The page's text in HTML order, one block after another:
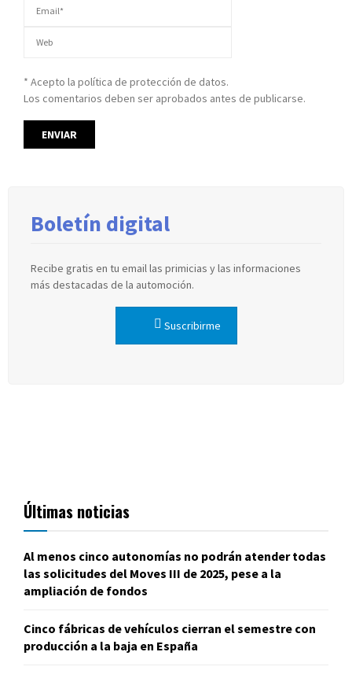
* Acepto la política de protección de datos.
Los comentarios deben ser aprobados antes de publicarse.
Boletín digital
Recibe gratis en tu email las primicias y las informaciones
más destacadas de la automoción.
Suscribirme
Últimas noticias
Al menos cinco autonomías no podrán atender todas
las solicitudes del Moves III de 2025, pese a la
ampliación de fondos
Cinco fábricas de vehículos cierran el semestre con
producción a la baja en España